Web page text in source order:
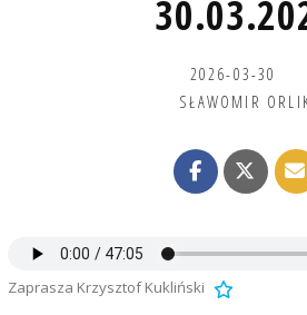
2026-03-30
SŁAWOMIR
Zaprasza Krzysztof Kukliński